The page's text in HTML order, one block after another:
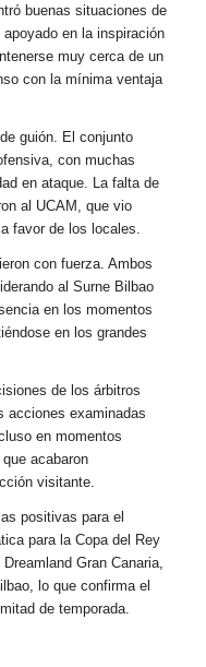
buenas situaciones de
en la inspiración
muy cerca de un
con la mínima ventaja
guión. El conjunto
con muchas
en ataque. La falta de
al UCAM, que vio
favor de los locales.
con fuerza. Ambos
al Surne Bilbao
en los momentos
en los grandes
de los árbitros
acciones examinadas
en momentos
acabaron
visitante.
positivas para el
para la Copa del Rey
Gran Canaria,
lo que confirma el
de temporada.